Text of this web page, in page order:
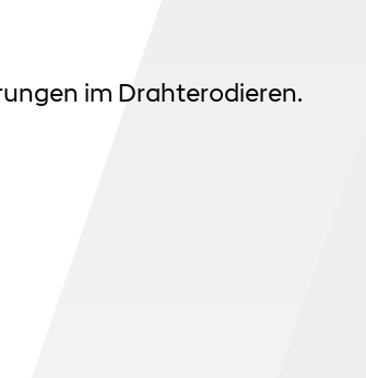
im Drahterodieren.